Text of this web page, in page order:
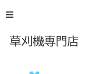
草刈機専門店